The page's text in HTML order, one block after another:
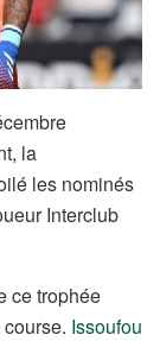
la
les nominés
Interclub
ce trophée
Issoufou